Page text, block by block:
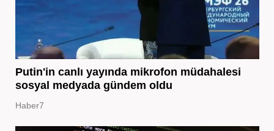
Putin'in canlı yayında mikrofon müdahalesi
sosyal medyada gündem oldu
Haber7